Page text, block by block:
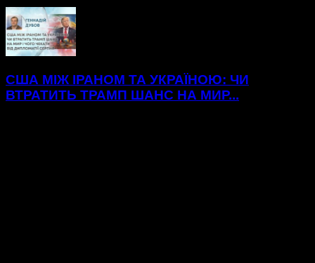
США МІЖ ІРАНОМ ТА УКРАЇНОЮ: ЧИ
ВТРАТИТЬ ТРАМП ШАНС НА МИР...